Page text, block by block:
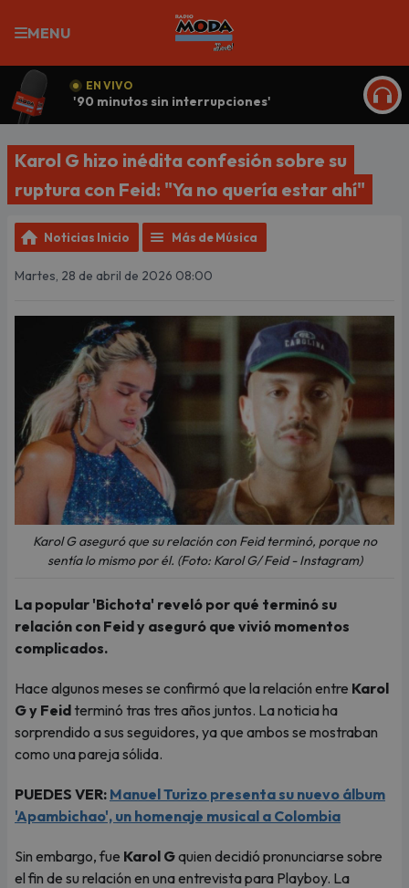
MENU
EN VIVO
'90 minutos sin interrupciones'
Karol G hizo inédita confesión sobre su
ruptura con Feid: "Ya no quería estar ahí"
Noticias Inicio Más de Música
Martes, 28 de abril de 2026 08:00
Karol G aseguró que su relación con Feid terminó, porque no
sentía lo mismo por él. (Foto: Karol G/ Feid - Instagram)
La popular 'Bichota' reveló por qué terminó su
relación con Feid y aseguró que vivió momentos
complicados.
Hace algunos meses se confirmó que la relación entre Karol
G y Feid terminó tras tres años juntos. La noticia ha
sorprendido a sus seguidores, ya que ambos se mostraban
como una pareja sólida.
PUEDES VER: Manuel Turizo presenta su nuevo álbum
'Apambichao', un homenaje musical a Colombia
Sin embargo, fue Karol Gquien decidió pronunciarse sobre
el fin de su relación en una entrevista para Playboy. La